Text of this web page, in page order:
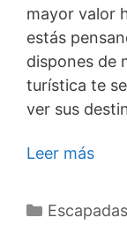
mayor valor
estás
dispones de
turística te
ver sus
Leer más
Categorías